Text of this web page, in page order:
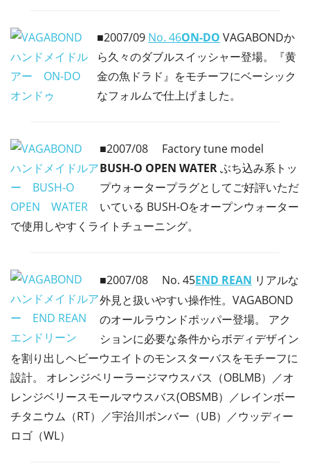
■2007/09 No. 46ON-DO VAGABONDか
ら久々のダブルスイッシャー登場。『黄
金の魚ドラド』をモチーフにベーシック
なフォルムで仕上げました。
■2007/08 Factory tune model
BUSH-O OPEN WATERぶち込み系トッ
プウォータープラグとしてご好評いただ
いている BUSH-Oをオープンウォーター
で使用しやすくライトチューニング。
■2007/08 No. 45END REAN リアルな
外見と扱いやすい操作性。VAGABOND
のオールラウンドポッパー登場。 アク
ションに必要な条件からボディデザイン
を割り出しヘビーウエイトのモンスターバスをモチーフに
設計。 オレンジベリーラージマウスバス（OBLMB）／オ
レンジベリースモールマウスバス(OBSMB）／レインボー
チタニウム（RT）／宇治川ボンバー（UB）／ウッディー
ロゴ（WL）